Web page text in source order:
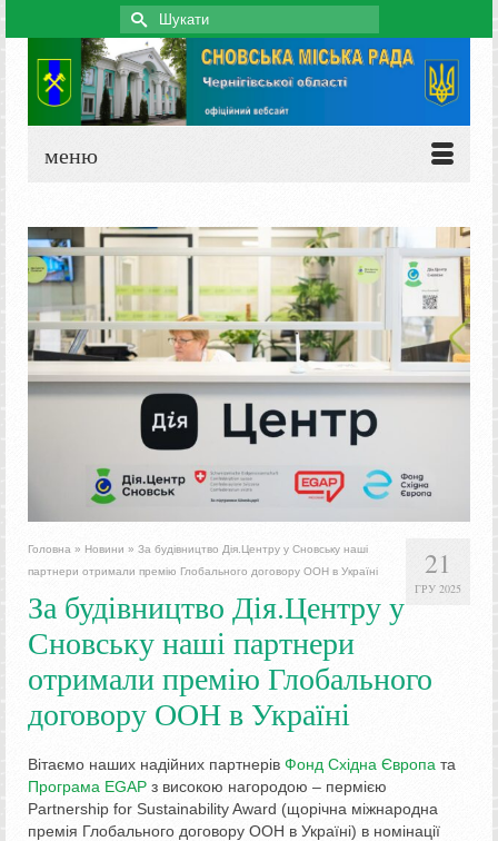
Search
for:
меню
21
ГРУ 2025
Головна » Новини » За будівництво Дія.Центру у Сновську наші
партнери отримали премію Глобального договору ООН в Україні
За будівництво Дія.Центру у
Сновську наші партнери
отримали премію Глобального
договору ООН в Україні
Вітаємо наших надійних партнерів Фонд Східна Європа та
Програма EGAP з високою нагородою – пермією
Partnership for Sustainability Award (щорічна міжнародна
премія Глобального договору ООН в Україні) в номінації